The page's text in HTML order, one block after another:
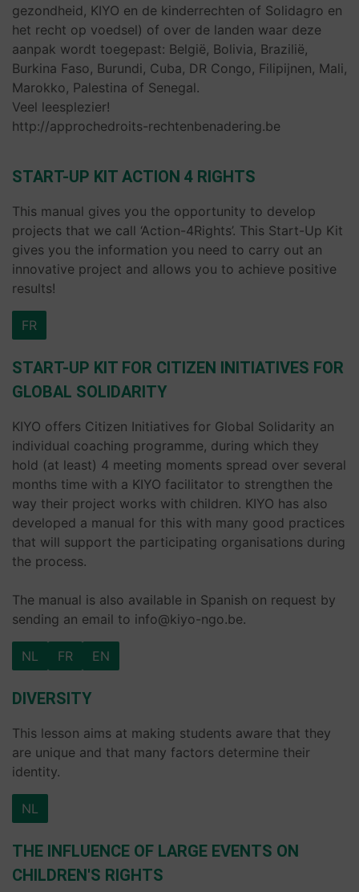
gezondheid, KIYO en de kinderrechten of Solidagro en
het recht op voedsel) of over de landen waar deze
aanpak wordt toegepast: België, Bolivia, Brazilië,
Burkina Faso, Burundi, Cuba, DR Congo, Filipijnen, Mali,
Marokko, Palestina of Senegal.
Veel leesplezier!
http://approchedroits-rechtenbenadering.be
START-UP KIT ACTION 4 RIGHTS
This manual gives you the opportunity to develop
projects that we call ‘Action-4Rights’. This Start-Up Kit
gives you the information you need to carry out an
innovative project and allows you to achieve positive
results!
FR
START-UP KIT FOR CITIZEN INITIATIVES FOR
GLOBAL SOLIDARITY
KIYO offers Citizen Initiatives for Global Solidarity an
individual coaching programme, during which they
hold (at least) 4 meeting moments spread over several
months time with a KIYO facilitator to strengthen the
way their project works with children. KIYO has also
developed a manual for this with many good practices
that will support the participating organisations during
the process.
The manual is also available in Spanish on request by
sending an email to info@kiyo-ngo.be.
NL FR EN
DIVERSITY
This lesson aims at making students aware that they
are unique and that many factors determine their
identity.
NL
THE INFLUENCE OF LARGE EVENTS ON
CHILDREN'S RIGHTS